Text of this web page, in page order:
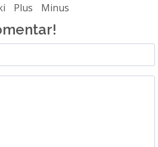
Plus Minus